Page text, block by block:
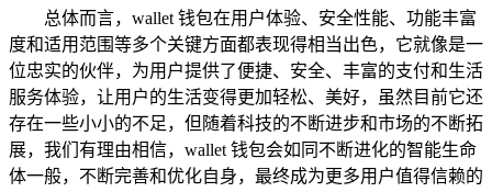
总体而言，wallet 钱包在用户体验、安全性能、功能丰富
度和适用范围等多个关键方面都表现得相当出色，它就像是一
位忠实的伙伴，为用户提供了便捷、安全、丰富的支付和生活
服务体验，让用户的生活变得更加轻松、美好，虽然目前它还
存在一些小小的不足，但随着科技的不断进步和市场的不断拓
展，我们有理由相信，wallet 钱包会如同不断进化的智能生命
体一般，不断完善和优化自身，最终成为更多用户值得信赖的